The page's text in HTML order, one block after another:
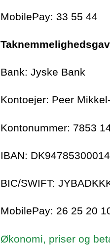
MobilePay: 33 55 44
Bank: Jyske Bank
Kontoejer: Peer
Kontonummer: 7853
IBAN:
BIC/SWIFT:
MobilePay: 26 25 20
Økonomi, priser og